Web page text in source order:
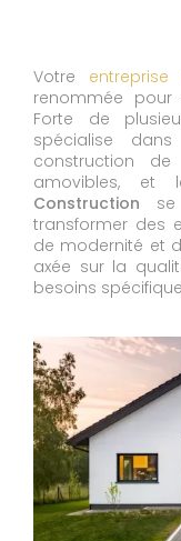
Votre
renommée
Forte de
spécialise
construction
amovibles, et
Construction se
transformer des
de modernité et
axée sur la
besoins